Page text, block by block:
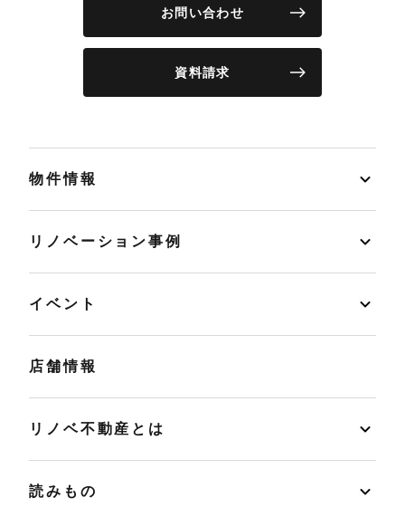
お問い合わせ
資料請求
物件情報
リノベーション事例
イベント
店舗情報
リノベ不動産とは
読みもの